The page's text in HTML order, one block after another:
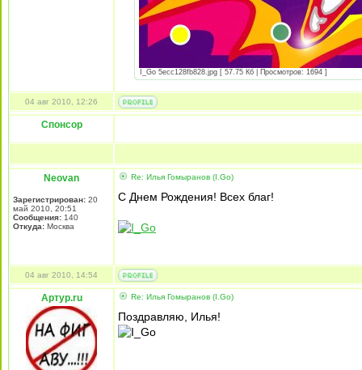
I_Go 5ecc128fb828.jpg [ 57.75 Кб | Просмотров: 1694 ]
04 авг 2010, 12:26
Спонсор
Neovan
Зарегистрирован: 20
май 2010, 20:51
Сообщения: 140
Откуда: Москва
Re: Илья Гомыранов (I.Go)
С Днем Рождения! Всех благ!
04 авг 2010, 14:54
Артур.ru Re: Илья Гомыранов (I.Go)
Поздравляю, Илья!